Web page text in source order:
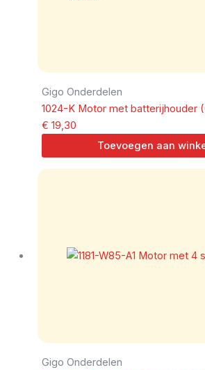
Gigo Onderdelen
1024-K Motor met batterijhouder
€ 19,30
Toevoegen aan
Gigo Onderdelen